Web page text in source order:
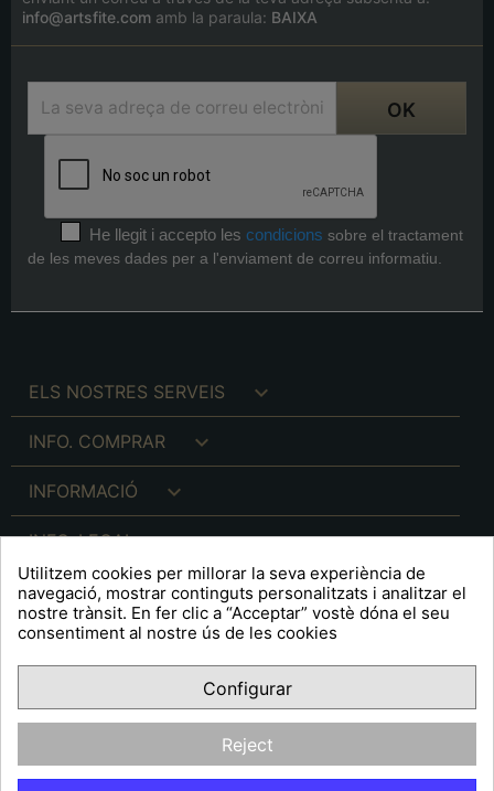
info@artsfite.com amb la paraula: BAIXA
He llegit i accepto les condicions sobre el tractament
de les meves dades per a l'enviament de correu informatiu.
ELS NOSTRES SERVEIS 
INFO. COMPRAR 
INFORMACIÓ 
INFO. LEGAL 
A R T S F I T É
FacebookYouTubePinterest
OPINIONS CLIENTS
Utilitzem cookies per millorar la seva experiència de
navegació, mostrar continguts personalitzats i analitzar el
nostre trànsit. En fer clic a “Acceptar” vostè dóna el seu
consentiment al nostre ús de les cookies
Configurar
Reject